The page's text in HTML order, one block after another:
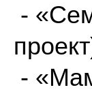
-
-